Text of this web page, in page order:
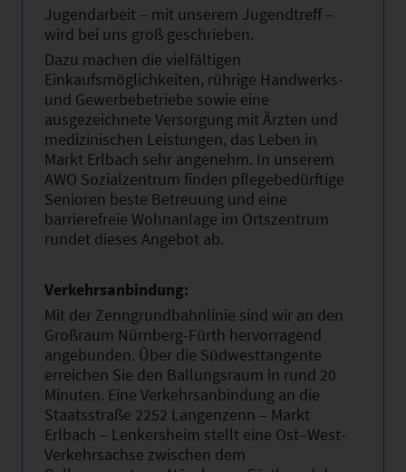
Jugendarbeit – mit unserem Jugendtreff –
wird bei uns groß geschrieben.
Dazu machen die vielfältigen
Einkaufsmöglichkeiten, rührige Handwerks-
und Gewerbebetriebe sowie eine
ausgezeichnete Versorgung mit Ärzten und
medizinischen Leistungen, das Leben in
Markt Erlbach sehr angenehm. In unserem
AWO Sozialzentrum finden pflegebedürftige
Senioren beste Betreuung und eine
barrierefreie Wohnanlage im Ortszentrum
rundet dieses Angebot ab.
Verkehrsanbindung:
Mit der Zenngrundbahnlinie sind wir an den
Großraum Nürnberg-Fürth hervorragend
angebunden. Über die Südwesttangente
erreichen Sie den Ballungsraum in rund 20
Minuten. Eine Verkehrsanbindung an die
Staatsstraße 2252 Langenzenn – Markt
Erlbach – Lenkersheim stellt eine Ost–West-
Verkehrsachse zwischen dem